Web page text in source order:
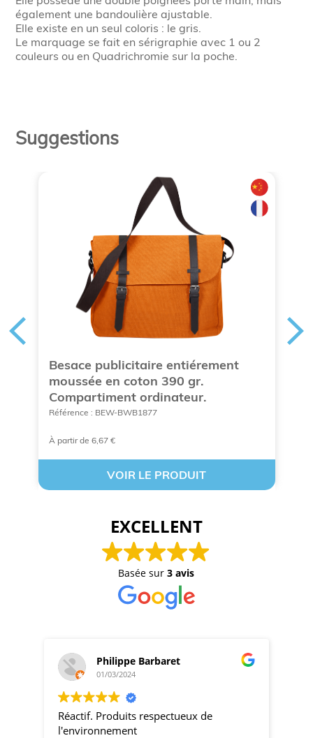
également une bandoulière ajustable.
Elle existe en un seul coloris : le gris.
Le marquage se fait en sérigraphie avec 1 ou 2
couleurs ou en Quadrichromie sur la poche.
Suggestions
Besace publicitaire entiérement
moussée en coton 390 gr.
Compartiment ordinateur.
Référence : BEW-BWB1877
À partir de 6,67 €
VOIR LE PRODUIT
EXCELLENT
Basée sur3 avis
Philippe Barbaret
01/03/2024
Réactif. Produits respectueux de
l'environnement